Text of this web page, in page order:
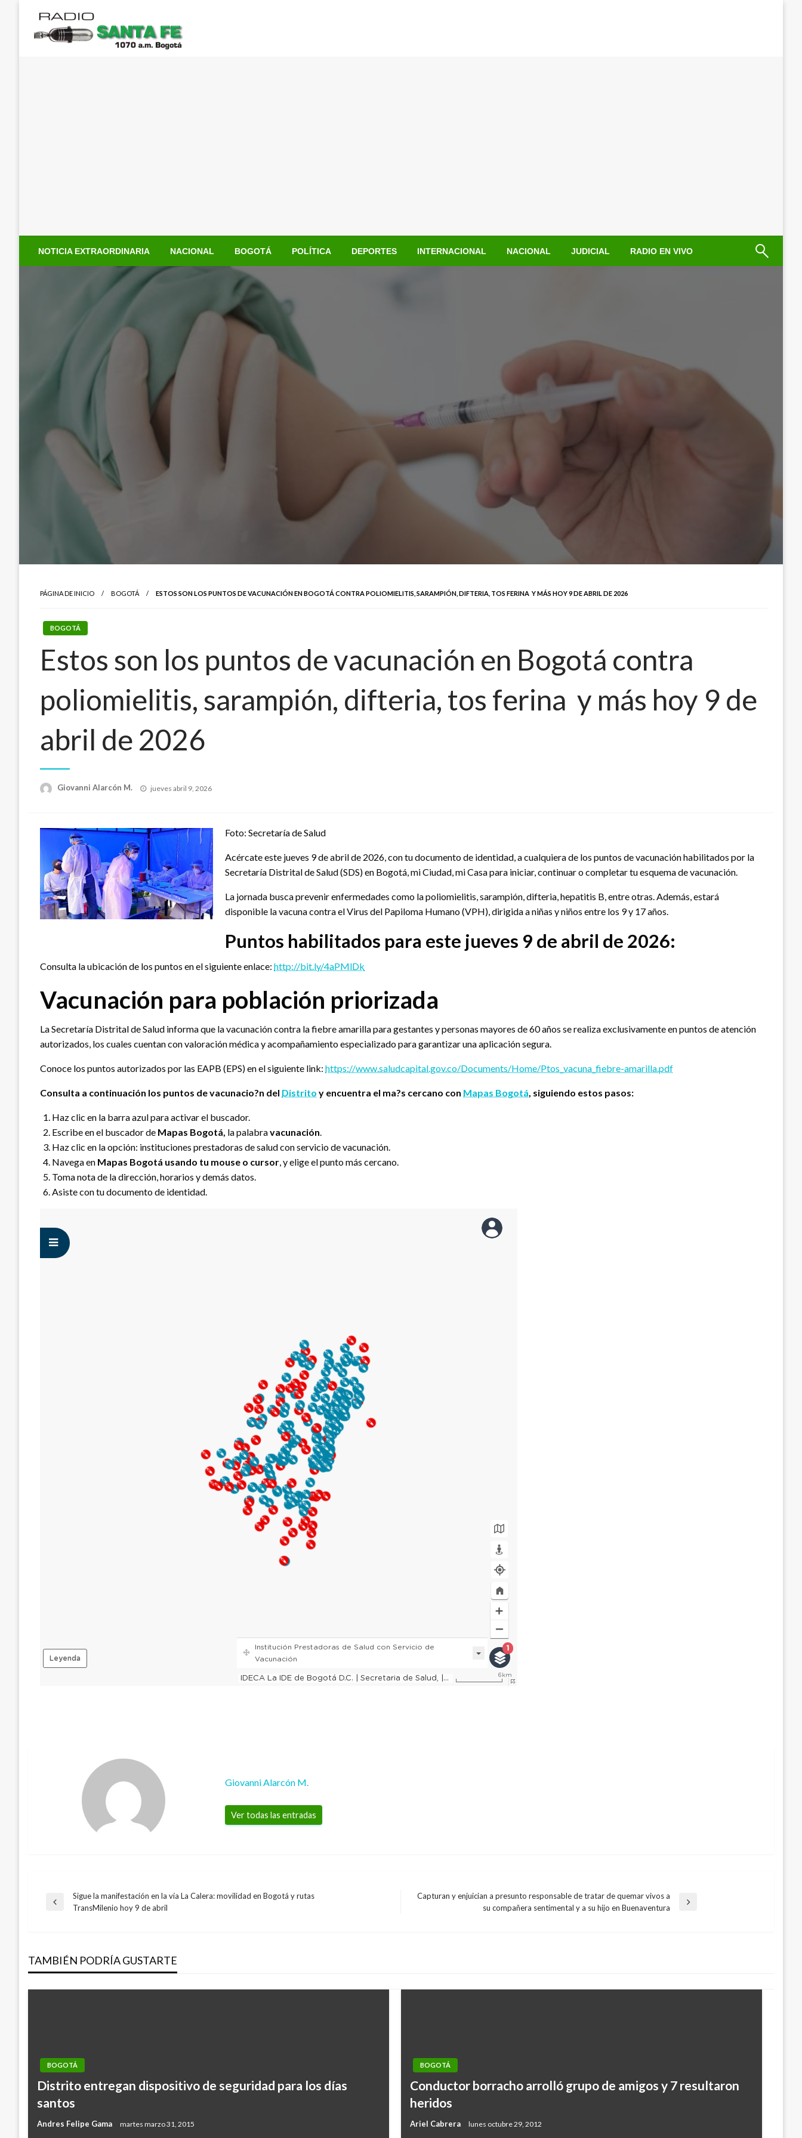
contenido
NOTICIA EXTRAORDINARIA NACIONAL BOGOTÁ POLÍTICA DEPORTES INTERNACIONAL NACIONAL JUDICIAL RADIO EN VIVO
PÁGINA DE INICIO BOGOTÁ ESTOS SON LOS PUNTOS DE VACUNACIÓN EN BOGOTÁ CONTRA POLIOMIELITIS, SARAMPIÓN, DIFTERIA, TOS FERINA Y MÁS HOY 9 DE ABRIL DE 2026
BOGOTÁ
Estos son los puntos de vacunación en Bogotá contra
poliomielitis, sarampión, difteria, tos ferina y más hoy 9 de
abril de 2026
Giovanni Alarcón M.
Publicado
jueves abril 9, 2026
Foto: Secretaría de Salud
Acércate este jueves 9 de abril de 2026, con tu documento de identidad, a cualquiera de los puntos de vacunación habilitados por la
Secretaría Distrital de Salud (SDS) en Bogotá, mi Ciudad, mi Casa para iniciar, continuar o completar tu esquema de vacunación.
La jornada busca prevenir enfermedades como la poliomielitis, sarampión, difteria, hepatitis B, entre otras. Además, estará
disponible la vacuna contra el Virus del Papiloma Humano (VPH), dirigida a niñas y niños entre los 9 y 17 años.
Puntos habilitados para este jueves 9 de abril de 2026:
Consulta la ubicación de los puntos en el siguiente enlace: http://bit.ly/4aPMlDk
Vacunación para población priorizada
La Secretaría Distrital de Salud informa que la vacunación contra la fiebre amarilla para gestantes y personas mayores de 60 años se realiza exclusivamente en puntos de atención
autorizados, los cuales cuentan con valoración médica y acompañamiento especializado para garantizar una aplicación segura.
Conoce los puntos autorizados por las EAPB (EPS) en el siguiente link: https://www.saludcapital.gov.co/Documents/Home/Ptos_vacuna_fiebre-amarilla.pdf
Consulta a continuación los puntos de vacunacio?n del Distrito y encuentra el ma?s cercano con Mapas Bogotá, siguiendo estos pasos:
Haz clic en la barra azul para activar el buscador.
Escribe en el buscador de Mapas Bogotá, la palabravacunación.
Haz clic en la opción: instituciones prestadoras de salud con servicio de vacunación.
Navega en Mapas Bogotá usando tu mouse o cursor, y elige el punto más cercano.
Toma nota de la dirección, horarios y demás datos.
Asiste con tu documento de identidad.
Giovanni Alarcón M.
Ver todas las entradas
Navegación
entradas
Entrada
Sigue la manifestación en la vía La Calera: movilidad en Bogotá y rutas
TransMilenio hoy 9 de abril
Capturan y enjuician a presunto responsable de tratar de quemar vivos a
su compañera sentimental y a su hijo en Buenaventura
TAMBIÉN PODRÍA GUSTARTE
BOGOTÁ
Distrito entregan dispositivo de seguridad para los días
santos
Andres Felipe Gama martes marzo 31, 2015
BOGOTÁ
Conductor borracho arrolló grupo de amigos y 7 resultaron
heridos
Ariel Cabrera lunes octubre 29, 2012